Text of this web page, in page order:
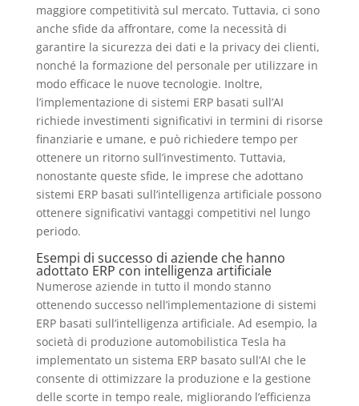
maggiore competitività sul mercato. Tuttavia, ci sono
anche sfide da affrontare, come la necessità di
garantire la sicurezza dei dati e la privacy dei clienti,
nonché la formazione del personale per utilizzare in
modo efficace le nuove tecnologie. Inoltre,
l’implementazione di sistemi ERP basati sull’AI
richiede investimenti significativi in termini di risorse
finanziarie e umane, e può richiedere tempo per
ottenere un ritorno sull’investimento. Tuttavia,
nonostante queste sfide, le imprese che adottano
sistemi ERP basati sull’intelligenza artificiale possono
ottenere significativi vantaggi competitivi nel lungo
periodo.
Esempi di successo di aziende che hanno
adottato ERP con intelligenza artificiale
Numerose aziende in tutto il mondo stanno
ottenendo successo nell’implementazione di sistemi
ERP basati sull’intelligenza artificiale. Ad esempio, la
società di produzione automobilistica Tesla ha
implementato un sistema ERP basato sull’AI che le
consente di ottimizzare la produzione e la gestione
delle scorte in tempo reale, migliorando l’efficienza